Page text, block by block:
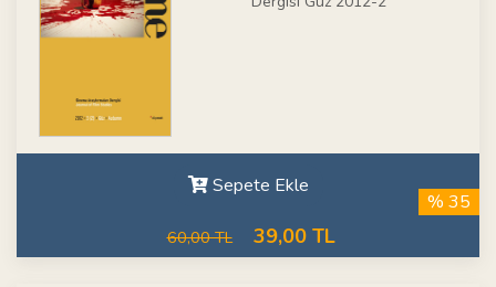
Sepete Ekle
60,00 TL 39,00 TL
% 35